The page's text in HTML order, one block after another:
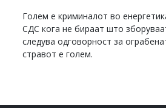
Голем е криминалот во
СДС кога не бираат што
следува одговорност за
стравот е голем.